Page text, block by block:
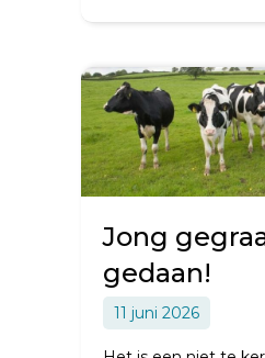
Jong
gedaan!
11 juni 2026